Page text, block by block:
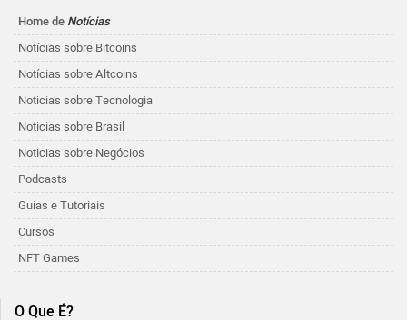
Home de Notícias
Notícias sobre Bitcoins
Notícias sobre Altcoins
Noticias sobre Tecnologia
Noticias sobre Brasil
Noticias sobre Negócios
Podcasts
Guias e Tutoriais
Cursos
NFT Games
O Que É?